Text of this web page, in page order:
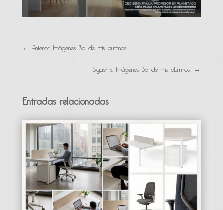
← Anterior: Imágenes 3d de mis alumnos.
Siguiente: Imágenes 3d de mis alumnos. →
Entradas relacionadas